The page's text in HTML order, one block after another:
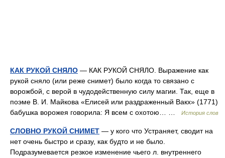
КАК РУКОЙ СНЯЛО — КАК РУКОЙ СНЯЛО. Выражение как
рукой сняло (или реже снимет) было когда то связано с
ворожбой, с верой в чудодейственную силу магии. Так, еще в
поэме В. И. Майкова «Елисей или раздраженный Вакх» (1771)
бабушка ворожея говорила: Я всем с охотою… …
История слов
СЛОВНО РУКОЙ СНИМЕТ — у кого что Устраняет, сводит на
нет очень быстро и сразу, как будто и не было.
Подразумевается резкое изменение чьего л. внутреннего